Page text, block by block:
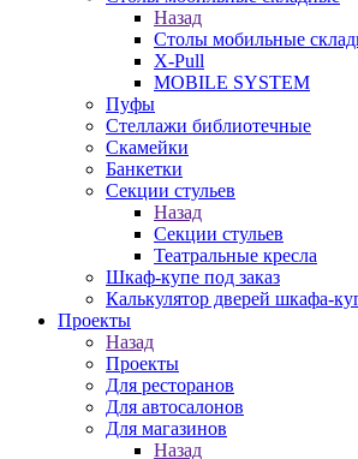
Назад
Столы мобильные
X-Pull
MOBILE SYSTEM
Пуфы
Стеллажи библиотечные
Скамейки
Банкетки
Секции стульев
Назад
Секции стульев
Театральные кресла
Шкаф-купе под заказ
Калькулятор дверей шкафа-
Проекты
Назад
Проекты
Для ресторанов
Для автосалонов
Для магазинов
Назад